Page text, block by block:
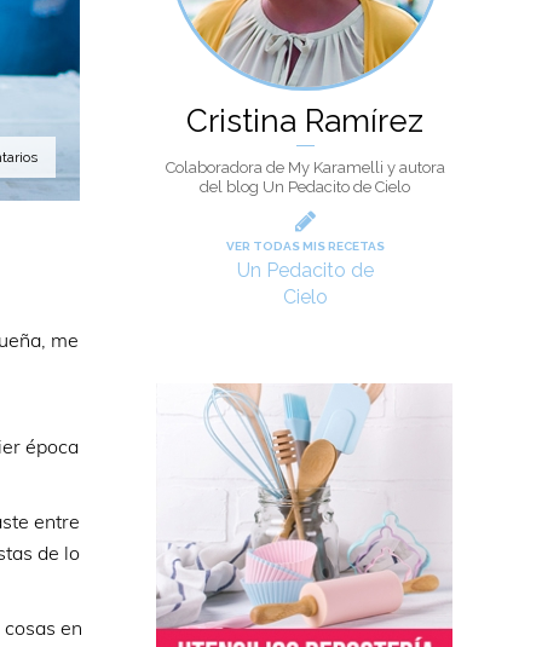
me
época
entre
de lo
en
Cristina Ramírez
Colaboradora de My Karamelli y autora
del blog Un Pedacito de Cielo
VER TODAS MIS RECETAS
Un Pedacito de
Cielo